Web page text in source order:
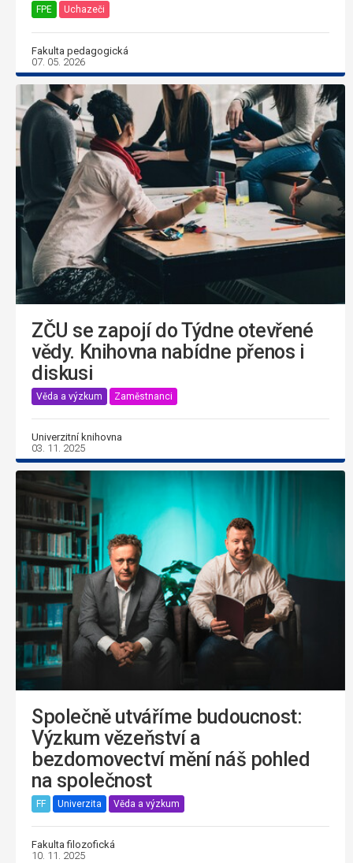
FPE Uchazeči
Fakulta pedagogická
07. 05. 2026
ZČU se zapojí do Týdne otevřené
vědy. Knihovna nabídne přenos i
diskusi
Věda a výzkum Zaměstnanci
Univerzitní knihovna
03. 11. 2025
Společně utváříme budoucnost:
Výzkum vězeňství a
bezdomovectví mění náš pohled
na společnost
FF Univerzita Věda a výzkum
Fakulta filozofická
10. 11. 2025